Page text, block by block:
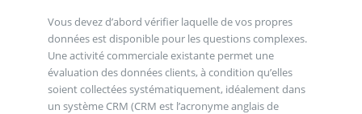
Vous devez d’abord vérifier laquelle de vos propres
données est disponible pour les questions complexes.
Une activité commerciale existante permet une
évaluation des données clients, à condition qu’elles
soient collectées systématiquement, idéalement dans
un système CRM (CRM est l’acronyme anglais de